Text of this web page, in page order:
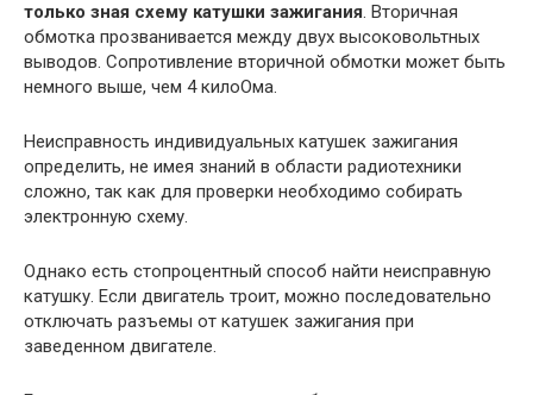
только зная схему катушки зажигания. Вторичная
обмотка прозванивается между двух высоковольтных
выводов. Сопротивление вторичной обмотки может быть
немного выше, чем 4 килоОма.
Неисправность индивидуальных катушек зажигания
определить, не имея знаний в области радиотехники
сложно, так как для проверки необходимо собирать
электронную схему.
Однако есть стопроцентный способ найти неисправную
катушку. Если двигатель троит, можно последовательно
отключать разъемы от катушек зажигания при
заведенном двигателе.